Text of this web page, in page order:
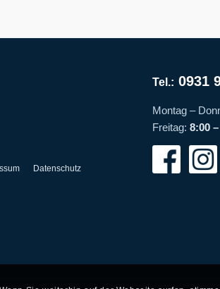
Datenschutz
Tel.: 0931
Montag –
Freitag: 8:00